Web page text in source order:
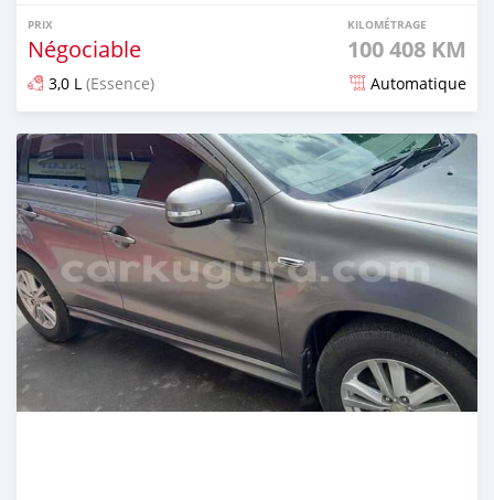
PRIX
Négociable
KILOMÉTRAGE
100 408 KM
3,0 L (Essence) Automatique
Publié il y a plus d'un an